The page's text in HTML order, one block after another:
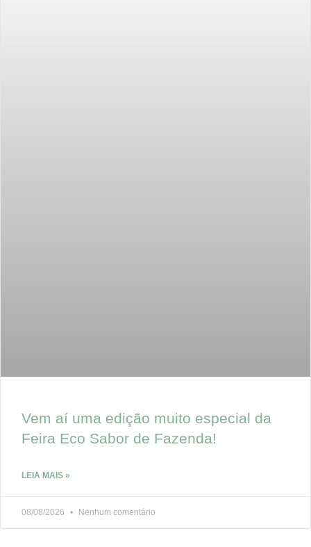
Vem aí uma edição muito especial da
Feira Eco Sabor de Fazenda!
LEIA MAIS »
08/08/2026 Nenhum comentário